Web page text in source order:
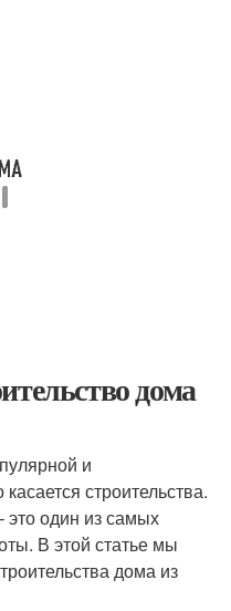
дома
и
строительства.
это один из самых
В этой статье мы
дома из